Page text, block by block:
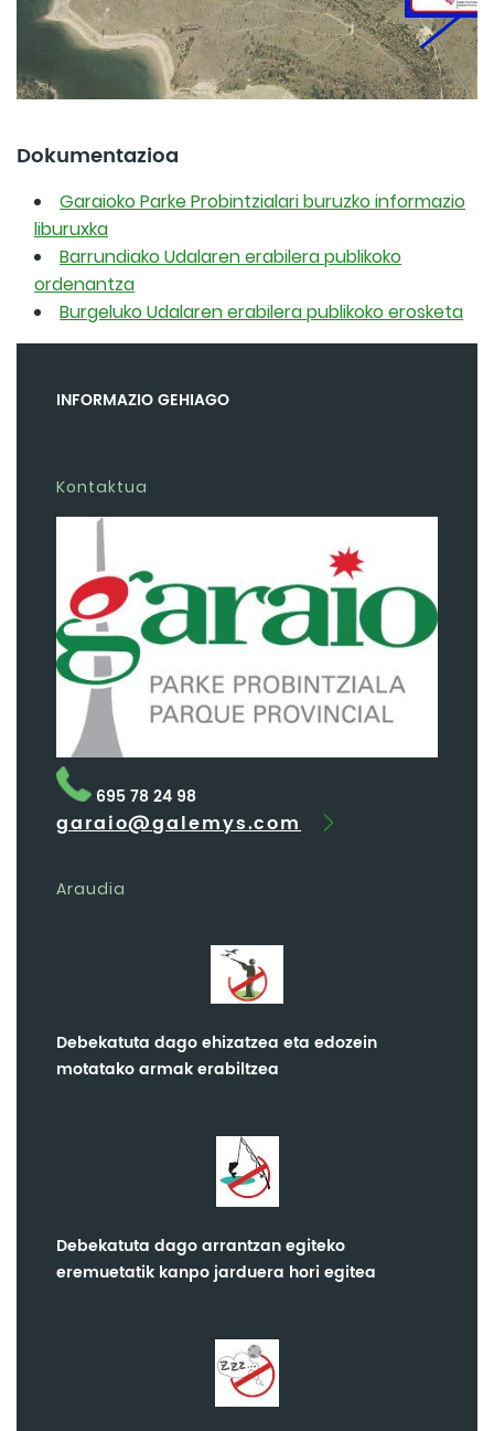
Dokumentazioa
Garaioko Parke Probintzialari buruzko informazio
liburuxka
Barrundiako Udalaren erabilera publikoko
ordenantza
Burgeluko Udalaren erabilera publikoko erosketa
INFORMAZIO GEHIAGO
Kontaktua
695 78 24 98
garaio@galemys.com
Araudia
Debekatuta dago ehizatzea eta edozein
motatako armak erabiltzea
Debekatuta dago arrantzan egiteko
eremuetatik kanpo jarduera hori egitea